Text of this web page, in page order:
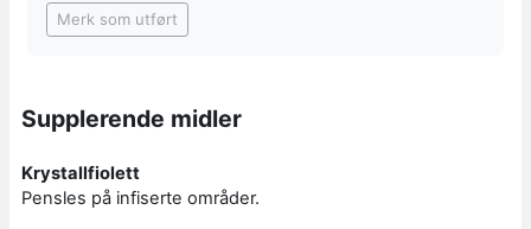
Merk som utført
Supplerende midler
Krystallfiolett
Pensles på infiserte områder.